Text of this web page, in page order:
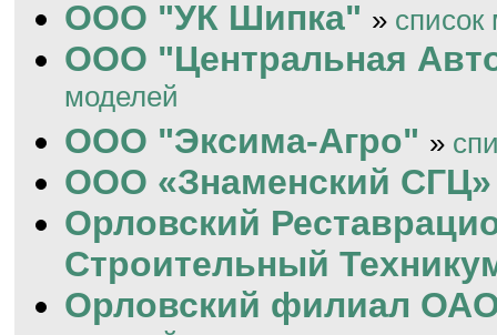
ООО "УК Шипка" »
ООО "Центральная
моделей
ООО "Эксима-Агро" »
ООО «Знаменский СГЦ»
Орловский
Строительный
Орловский филиал